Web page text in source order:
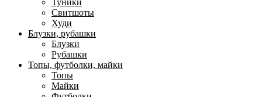
Туники
Свитшоты
Худи
Блузки, рубашки
Блузки
Рубашки
Топы, футболки, майки
Топы
Майки